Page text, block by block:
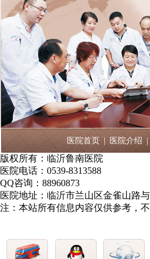
医院首页 | 医院介绍
版权所有：临沂鲁南医院
医院电话：0539-8313588
QQ咨询：88960873
医院地址：临沂市兰山区金雀山路
注：本站所有信息内容仅供参考，